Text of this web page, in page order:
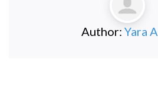
Author: Yara